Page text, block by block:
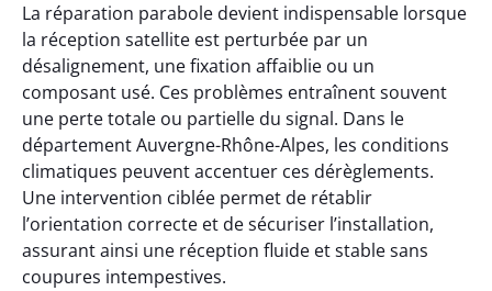
La réparation parabole devient indispensable lorsque
la réception satellite est perturbée par un
désalignement, une fixation affaiblie ou un
composant usé. Ces problèmes entraînent souvent
une perte totale ou partielle du signal. Dans le
département Auvergne-Rhône-Alpes, les conditions
climatiques peuvent accentuer ces dérèglements.
Une intervention ciblée permet de rétablir
l’orientation correcte et de sécuriser l’installation,
assurant ainsi une réception fluide et stable sans
coupures intempestives.